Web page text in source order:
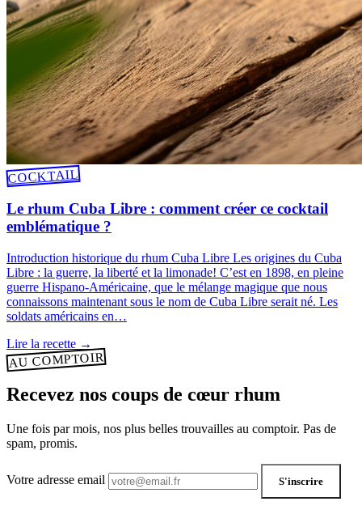
COCKTAIL
Le rhum Cuba Libre : comment créer ce cocktail
emblématique ?
Introduction historique du rhum Cuba Libre Les origines du Cuba
Libre : la guerre, la liberté et la limonade! C’est en 1898, en pleine
guerre Hispano-Américaine, que le mélange magique que nous
connaissons maintenant sous le nom de Cuba Libre serait né. Les
soldats américains en…
Lire la recette →
AU COMPTOIR
Recevez nos coups de cœur rhum
Une fois par mois, nos plus belles trouvailles au comptoir. Pas de
spam, promis.
Votre adresse email S'inscrire